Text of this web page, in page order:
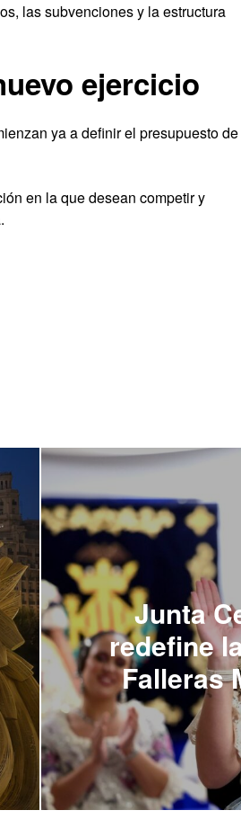
las subvenciones y la estructura
ejercicio
ya a definir el presupuesto de
en la que desean competir y
Junta
redefine
Falleras